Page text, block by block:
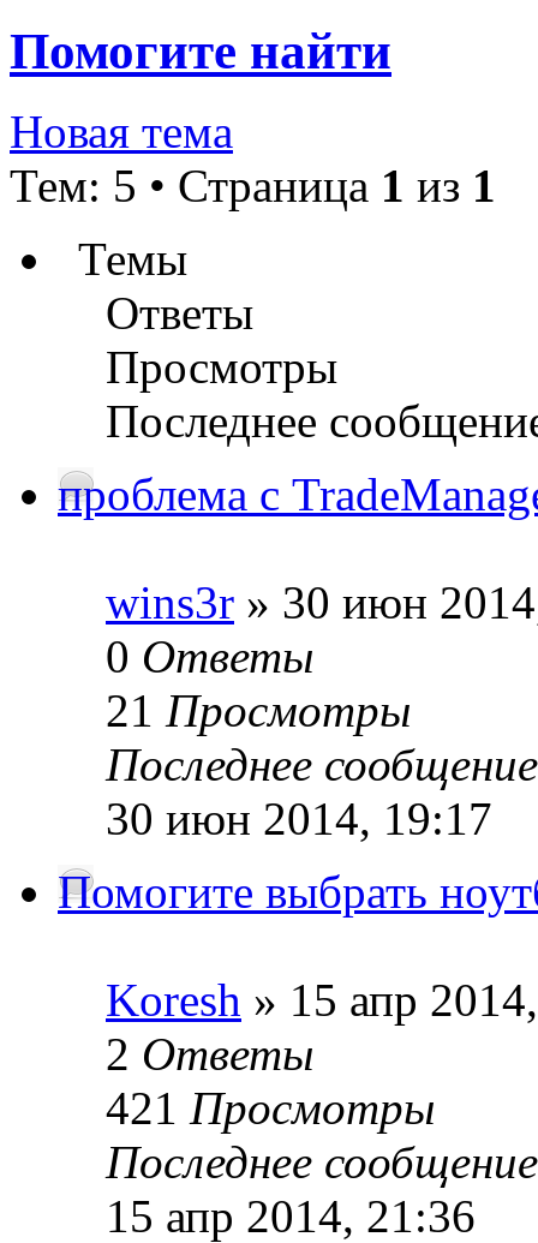
Помогите найти
Новая тема
Тем: 5 • Страница 1 из 1
Темы
Ответы
Просмотры
Последнее
проблема с
wins3r » 30 июн
0 Ответы
21 Просмотры
Последнее сообщение
30 июн 2014, 19:17
Помогите выбрать
Koresh » 15 апр
2 Ответы
421 Просмотры
Последнее сообщение
15 апр 2014, 21:36